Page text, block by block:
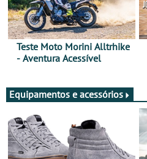
Teste Moto Morini Alltrhike
- Aventura Acessível
Equipamentos e acessórios